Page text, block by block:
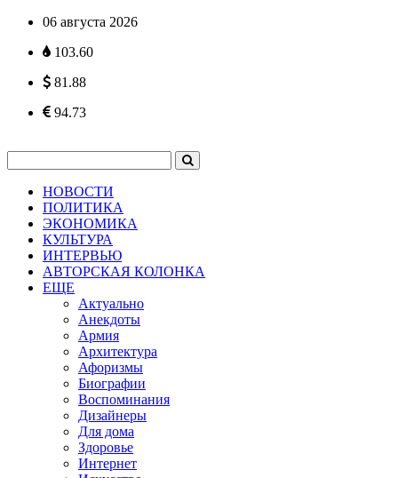
06 августа 2026
103.60
81.88
94.73
НОВОСТИ
ПОЛИТИКА
ЭКОНОМИКА
КУЛЬТУРА
ИНТЕРВЬЮ
АВТОРСКАЯ КОЛОНКА
ЕЩЕ
Актуально
Анекдоты
Армия
Архитектура
Афоризмы
Биографии
Воспоминания
Дизайнеры
Для дома
Здоровье
Интернет